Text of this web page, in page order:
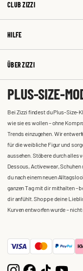
CLUB ZIZZI
HILFE
ÜBER ZIZZI
PLUS-SIZE-
Bei Zizzi findest du Plus-Size-
wie sie es wollen – ohne
Trends einzugehen. Wir
für die weibliche Figur und
aussehen. Stöbere durch alles
Dessous, Activewear,
du nach einem neuen
ganzen Tag mit dir mithalten –
dir anfühlt. Shoppe deine
Kurven entworfen wurde –